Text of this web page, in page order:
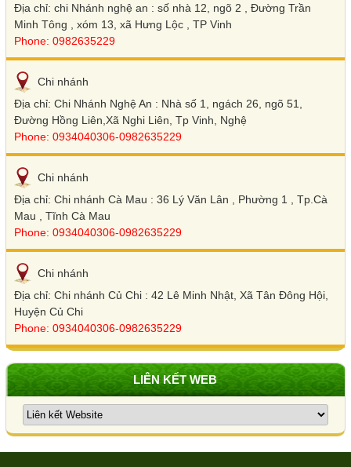
Địa chỉ: chi Nhánh nghệ an : số nhà 12, ngõ 2 , Đường Trần
Minh Tông , xóm 13, xã Hưng Lộc , TP Vinh
Phone: 0982635229
Chi nhánh
Địa chỉ: Chi Nhánh Nghệ An : Nhà số 1, ngách 26, ngõ 51,
Đường Hồng Liên,Xã Nghi Liên, Tp Vinh, Nghệ
Phone: 0934040306-0982635229
Chi nhánh
Địa chỉ: Chi nhánh Cà Mau : 36 Lý Văn Lân , Phường 1 , Tp.Cà
Mau , Tĩnh Cà Mau
Phone: 0934040306-0982635229
Chi nhánh
Địa chỉ: Chi nhánh Củ Chi : 42 Lê Minh Nhật, Xã Tân Đông Hội,
Huyện Củ Chi
Phone: 0934040306-0982635229
LIÊN KẾT WEB